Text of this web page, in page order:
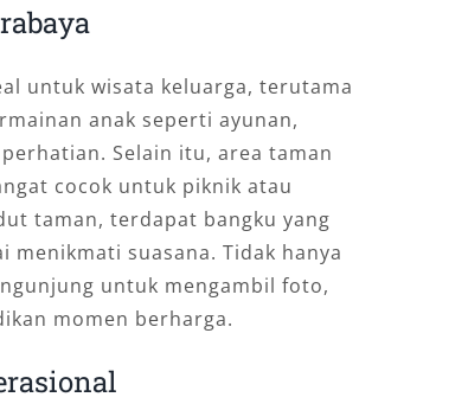
untuk wisata keluarga, terutama
anak seperti ayunan,
Selain itu, area taman
cocok untuk piknik atau
taman, terdapat bangku yang
suasana. Tidak hanya
untuk mengambil foto,
momen berharga.